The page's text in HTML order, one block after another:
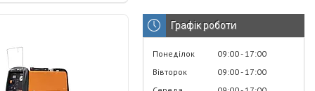
Графік роботи
Понеділок 09:00 17:00
Вівторок
09:00 17:00